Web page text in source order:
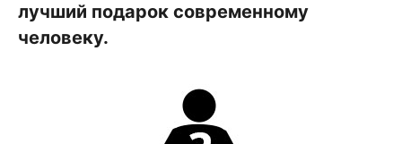
лучший подарок современному
человеку.